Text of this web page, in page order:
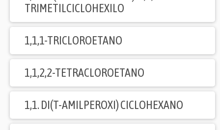
TRIMETILCICLOHEXILO
1,1,1-TRICLOROETANO
1,1,2,2-TETRACLOROETANO
1,1. DI(T-AMILPEROXI) CICLOHEXANO